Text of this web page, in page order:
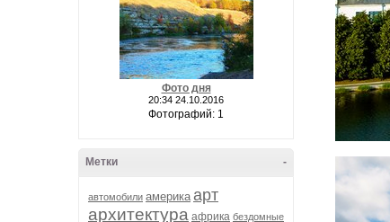
Фото дня
20:34 24.10.2016
Фотографий: 1
-
Метки
автомобили америка арт
архитектура африка бездомные